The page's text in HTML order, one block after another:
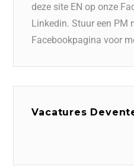
deze site EN op onze
Linkedin. Stuur een PM
Facebookpagina voor
Vacatures